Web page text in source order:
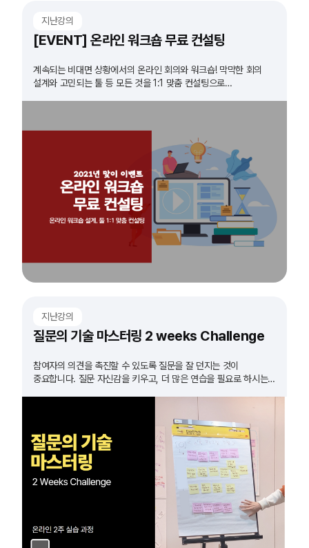
지난강의
[EVENT] 온라인 워크숍 무료 컨설팅
계속되는 비대면 상황에서의 온라인 회의와 워크숍! 막막한 회의
설계와 고민되는 툴 등 모든 것을 1:1 맞춤 컨설팅으로
지난강의
질문의 기술 마스터링 2 weeks Challenge
참여자의 의견을 촉진할 수 있도록 질문을 잘 던지는 것이
중요합니다. 질문 자신감을 키우고, 더 많은 연습을 필요로 하시는